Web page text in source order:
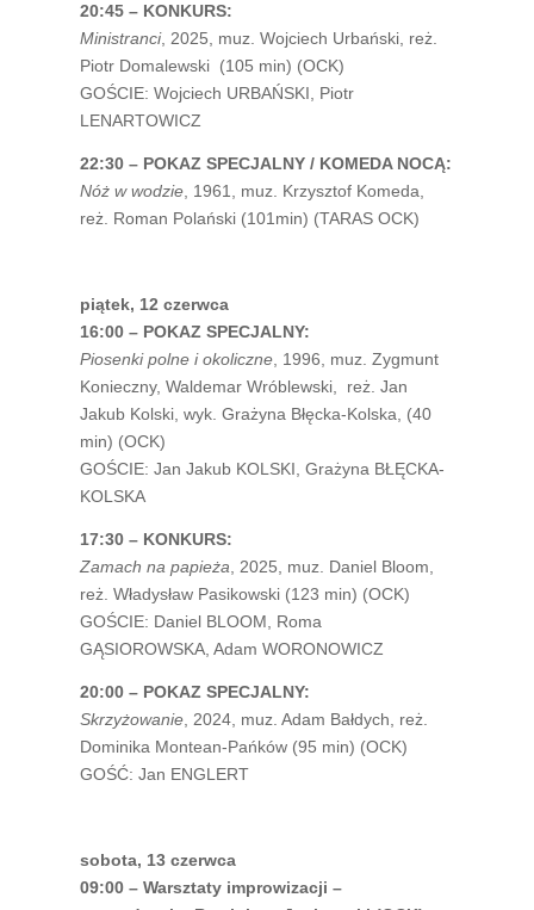
20:45 – KONKURS:
Ministranci, 2025, muz. Wojciech Urbański, reż.
Piotr Domalewski (105 min) (OCK)
GOŚCIE: Wojciech URBAŃSKI, Piotr
LENARTOWICZ
22:30 – POKAZ SPECJALNY / KOMEDA NOCĄ:
Nóż w wodzie, 1961, muz. Krzysztof Komeda,
reż. Roman Polański (101min) (TARAS OCK)
piątek, 12 czerwca
16:00 – POKAZ SPECJALNY:
Piosenki polne i okoliczne, 1996, muz. Zygmunt
Konieczny, Waldemar Wróblewski, reż. Jan
Jakub Kolski, wyk. Grażyna Błęcka-Kolska, (40
min) (OCK)
GOŚCIE: Jan Jakub KOLSKI, Grażyna BŁĘCKA-
KOLSKA
17:30 – KONKURS:
Zamach na papieża , 2025, muz. Daniel Bloom,
reż. Władysław Pasikowski (123 min) (OCK)
GOŚCIE: Daniel BLOOM, Roma
GĄSIOROWSKA, Adam WORONOWICZ
20:00 – POKAZ SPECJALNY:
Skrzyżowanie , 2024, muz. Adam Bałdych, reż.
Dominika Montean-Pańków (95 min) (OCK)
GOŚĆ: Jan ENGLERT
sobota, 13 czerwca
09:00 – Warsztaty improwizacji –